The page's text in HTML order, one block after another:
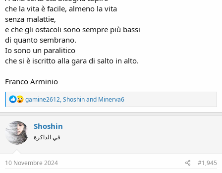
che la vita è facile, almeno la vita
senza malattie,
e che gli ostacoli sono sempre più bassi
di quanto sembrano.
Io sono un paralitico
che si è iscritto alla gara di salto in alto.
Franco Arminio
R
e
a
c
t
i
n
s
gamine2612,Shoshinand Minerva6
Shoshin
في الذاكرة
10 Novembre 2024 #1,945